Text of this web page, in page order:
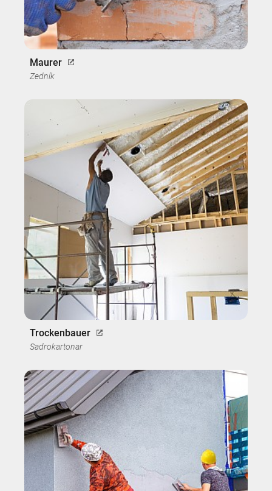
Maurer
Zedník
Trockenbauer
Sadrokartonar